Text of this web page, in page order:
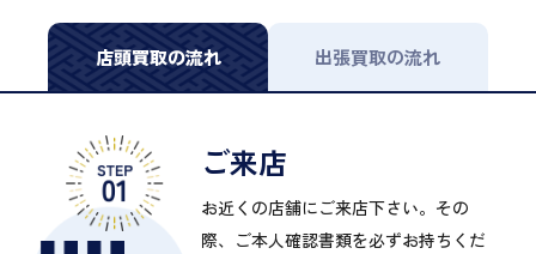
店頭買取の流れ 出張買取の流れ
ご来店
お近くの店舗にご来店下さい。その
際、ご本人確認書類を必ずお持ちくだ